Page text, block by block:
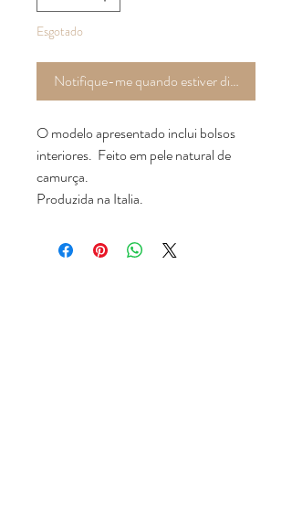
Esgotado
Notifique-me quando estiver disponível
O modelo apresentado inclui bolsos
interiores. Feito em pele natural de
camurça.
Produzida na Italia.